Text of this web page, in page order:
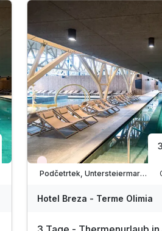
Wieder frei ab September
Podčetrtek, Untersteiermark (Savinjska)
Hotel Breza - Terme Olimia